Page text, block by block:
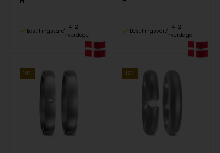
Bestillingsvare
14-21
hverdage
Bestillingsvare
14-21
hverdage
19% 19%